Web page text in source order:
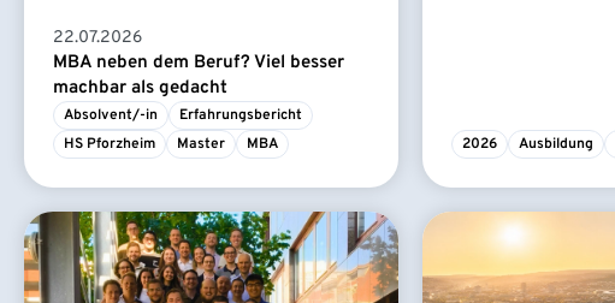
22.07.2026
MBA neben dem Beruf? Viel besser
machbar als gedacht
Absolvent/-in
Erfahrungsbericht
HS Pforzheim
Master MBA 2026 Ausbildung